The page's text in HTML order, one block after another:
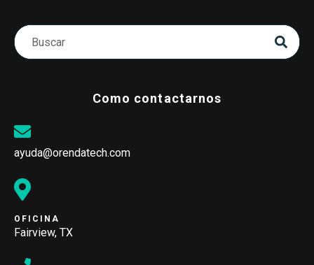
Como contactarnos
ayuda@orendatech.com
OFICINA
Fairview, TX